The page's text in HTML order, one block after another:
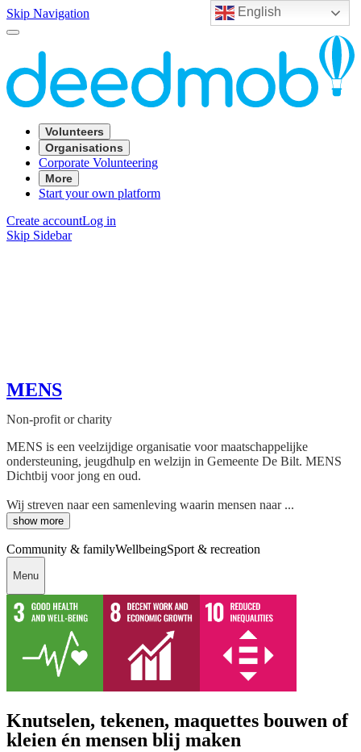
English
Skip Navigation
Volunteers
Organisations
Corporate Volunteering
More
Start your own platform
Create accountLog in
Skip Sidebar
MENS
Non-profit or charity
MENS is een veelzijdige organisatie voor maatschappelijke
ondersteuning, jeugdhulp en welzijn in Gemeente De Bilt. MENS
Dichtbij voor jong en oud.
Wij streven naar een samenleving waarin mensen naar ...
show more
Community & familyWellbeingSport & recreation
Menu
Knutselen, tekenen, maquettes bouwen of
kleien én mensen blij maken